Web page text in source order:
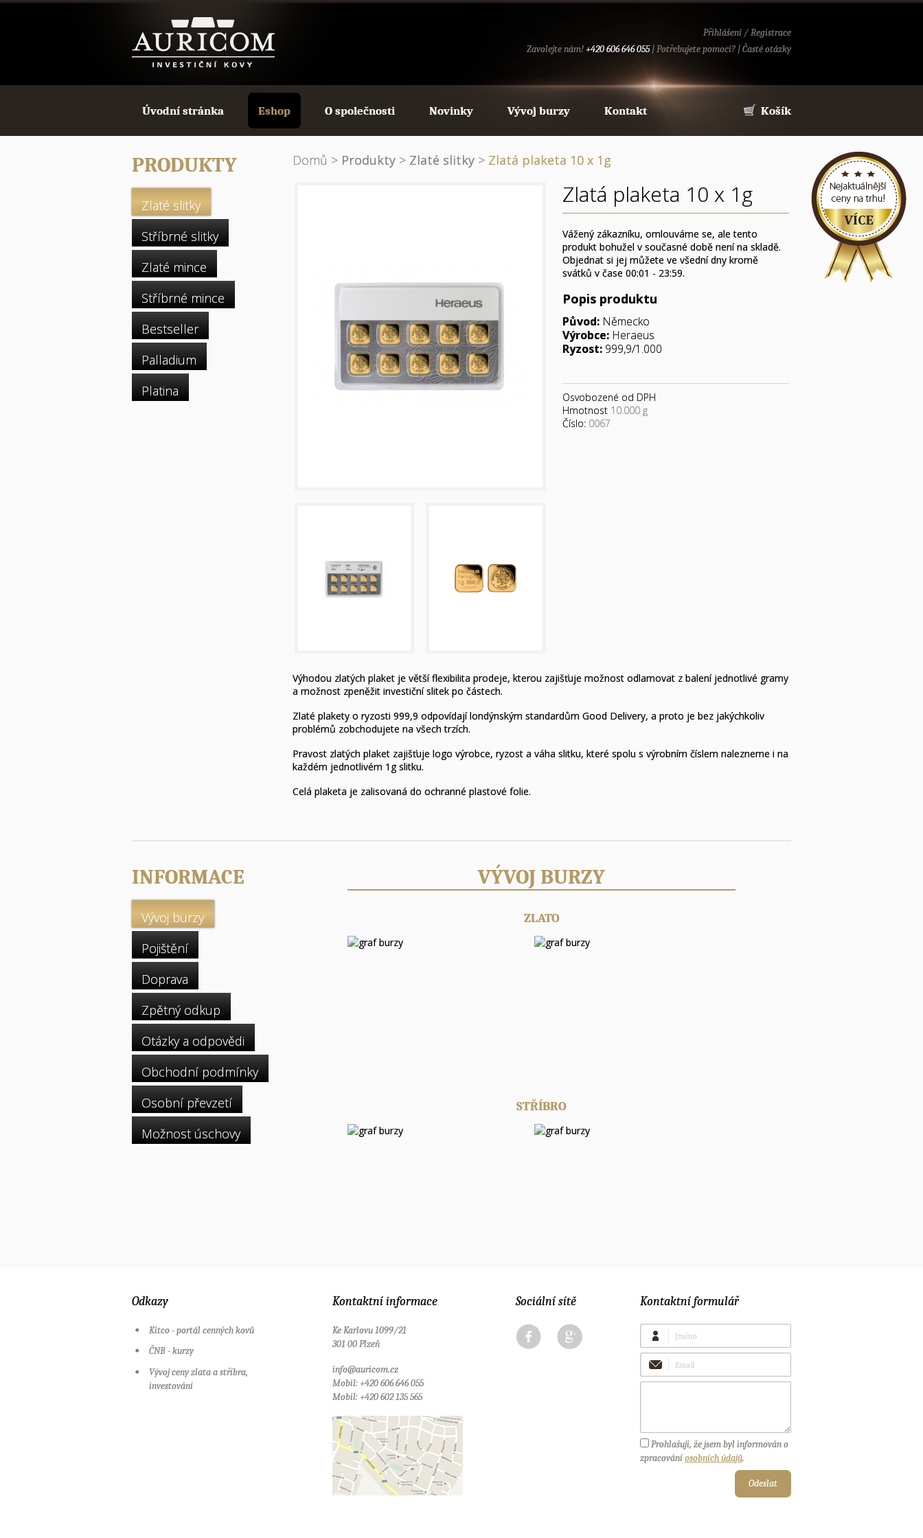
Přihlášení /Registrace
Zavolejte nám!+420 606 646 055|Potřebujete pomoci? |Časté otázky
Úvodní stránka Eshop O společnosti Novinky Vývoj burzy Kontakt Košík
PRODUKTY
Zlaté slitky
Stříbrné slitky
Zlaté mince
Stříbrné mince
Bestseller
Palladium
Platina
Domů > Produkty > Zlaté slitky > Zlatá plaketa 10 x 1g
Zlatá plaketa 10 x 1g
Vážený zákazníku, omlouváme se, ale tento
produkt bohužel v současné době není na skladě.
Objednat si jej můžete ve všední dny kromě
svátků v čase 00:01 - 23:59.
Popis produktu
Původ: Německo
Výrobce:Heraeus
Ryzost:999,9/1.000
Osvobozené od DPH
Hmotnost 10.000 g
Číslo: 0067
Výhodou zlatých plaket je větší flexibilita prodeje, kterou zajišťuje možnost odlamovat z balení jednotlivé gramy
a možnost zpeněžit investiční slitek po částech.
Zlaté plakety o ryzosti 999,9 odpovídají londýnským standardům Good Delivery, a proto je bez jakýchkoliv
problémů zobchodujete na všech trzích.
Pravost zlatých plaket zajišťuje logo výrobce, ryzost a váha slitku, které spolu s výrobním číslem nalezneme i na
každém jednotlivém 1g slitku.
Celá plaketa je zalisovaná do ochranné plastové folie.
INFORMACE
Vývoj burzy
Pojištění
Doprava
Zpětný odkup
Otázky a odpovědi
Obchodní podmínky
Osobní převzetí
Možnost úschovy
VÝVOJ BURZY
ZLATO
STŘÍBRO
Odkazy
Kitco - portál cenných kovů
ČNB - kurzy
Vývoj ceny zlata a stříbra,
investování
Kontaktní informace
Ke Karlovu 1099/21
301 00 Plzeň
info@auricom.cz
Mobil: +420 606 646 055
Mobil: +420 602 135 565
Sociální sítě Kontaktní formulář
Jméno
Email
Prohlašuji, že jsem byl informován o
zpracováníosobních údajů.
Odeslat